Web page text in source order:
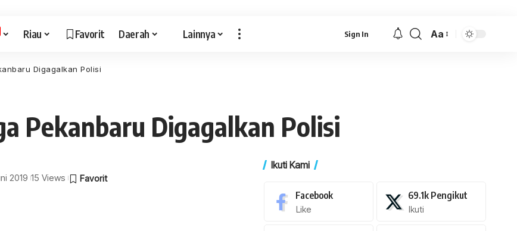
Riau Favorit Daerah Lainnya Sign In
Font
Aa
Digagalkan Polisi
Pekanbaru Digagalkan Polisi
2019 15 Views
Ikuti Kami
Facebook
Like
69.1k Pengikut
Ikuti